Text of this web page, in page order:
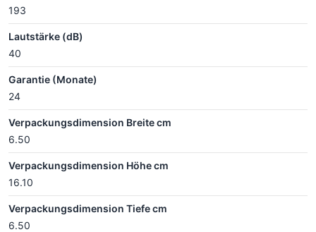
193
Lautstärke (dB)
40
Garantie (Monate)
24
Verpackungsdimension Breite cm
6.50
Verpackungsdimension Höhe cm
16.10
Verpackungsdimension Tiefe cm
6.50